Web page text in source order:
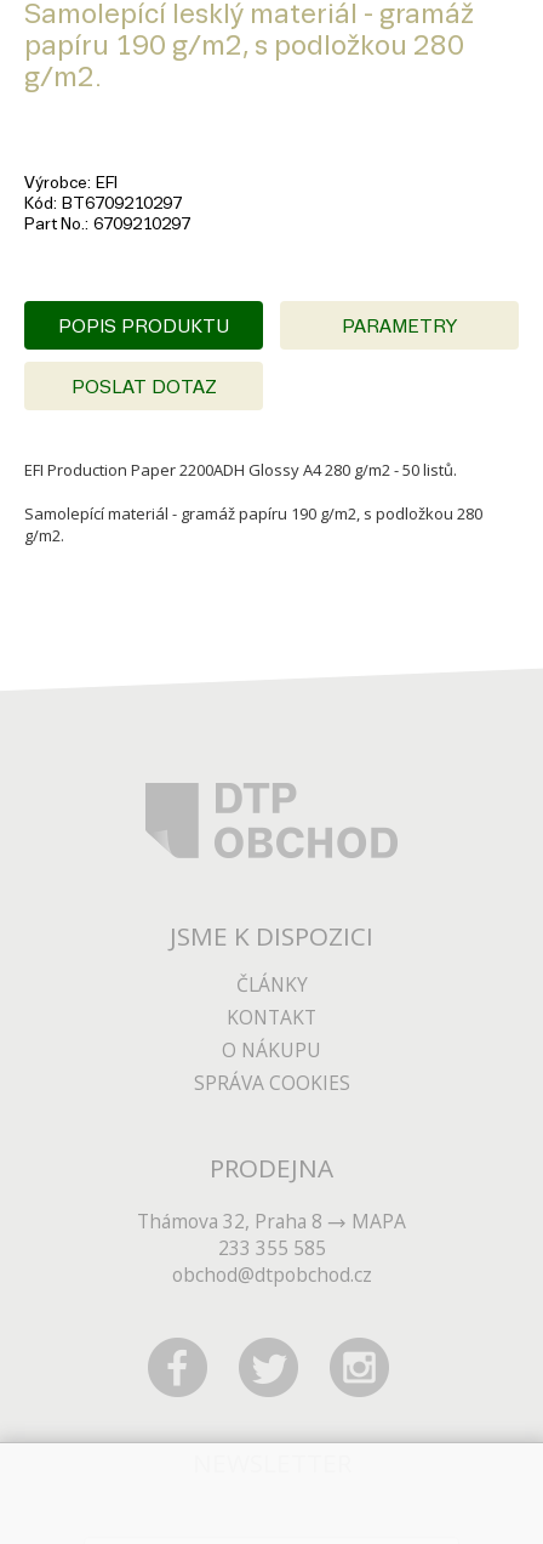
Samolepící lesklý materiál - gramáž
papíru 190 g/m2, s podložkou 280
g/m2.
Výrobce
EFI
Kód
BT6709210297
Part No. 6709210297
POPIS PRODUKTU PARAMETRY
POSLAT DOTAZ
EFI Production Paper 2200ADH Glossy A4 280 g/m2 - 50 listů.
Samolepící materiál - gramáž papíru 190 g/m2, s podložkou 280
g/m2.
JSME K DISPOZICI
ČLÁNKY
KONTAKT
O NÁKUPU
SPRÁVA COOKIES
PRODEJNA
Thámova 32, Praha 8
MAPA
233 355 585
obchod@dtpobchod.cz